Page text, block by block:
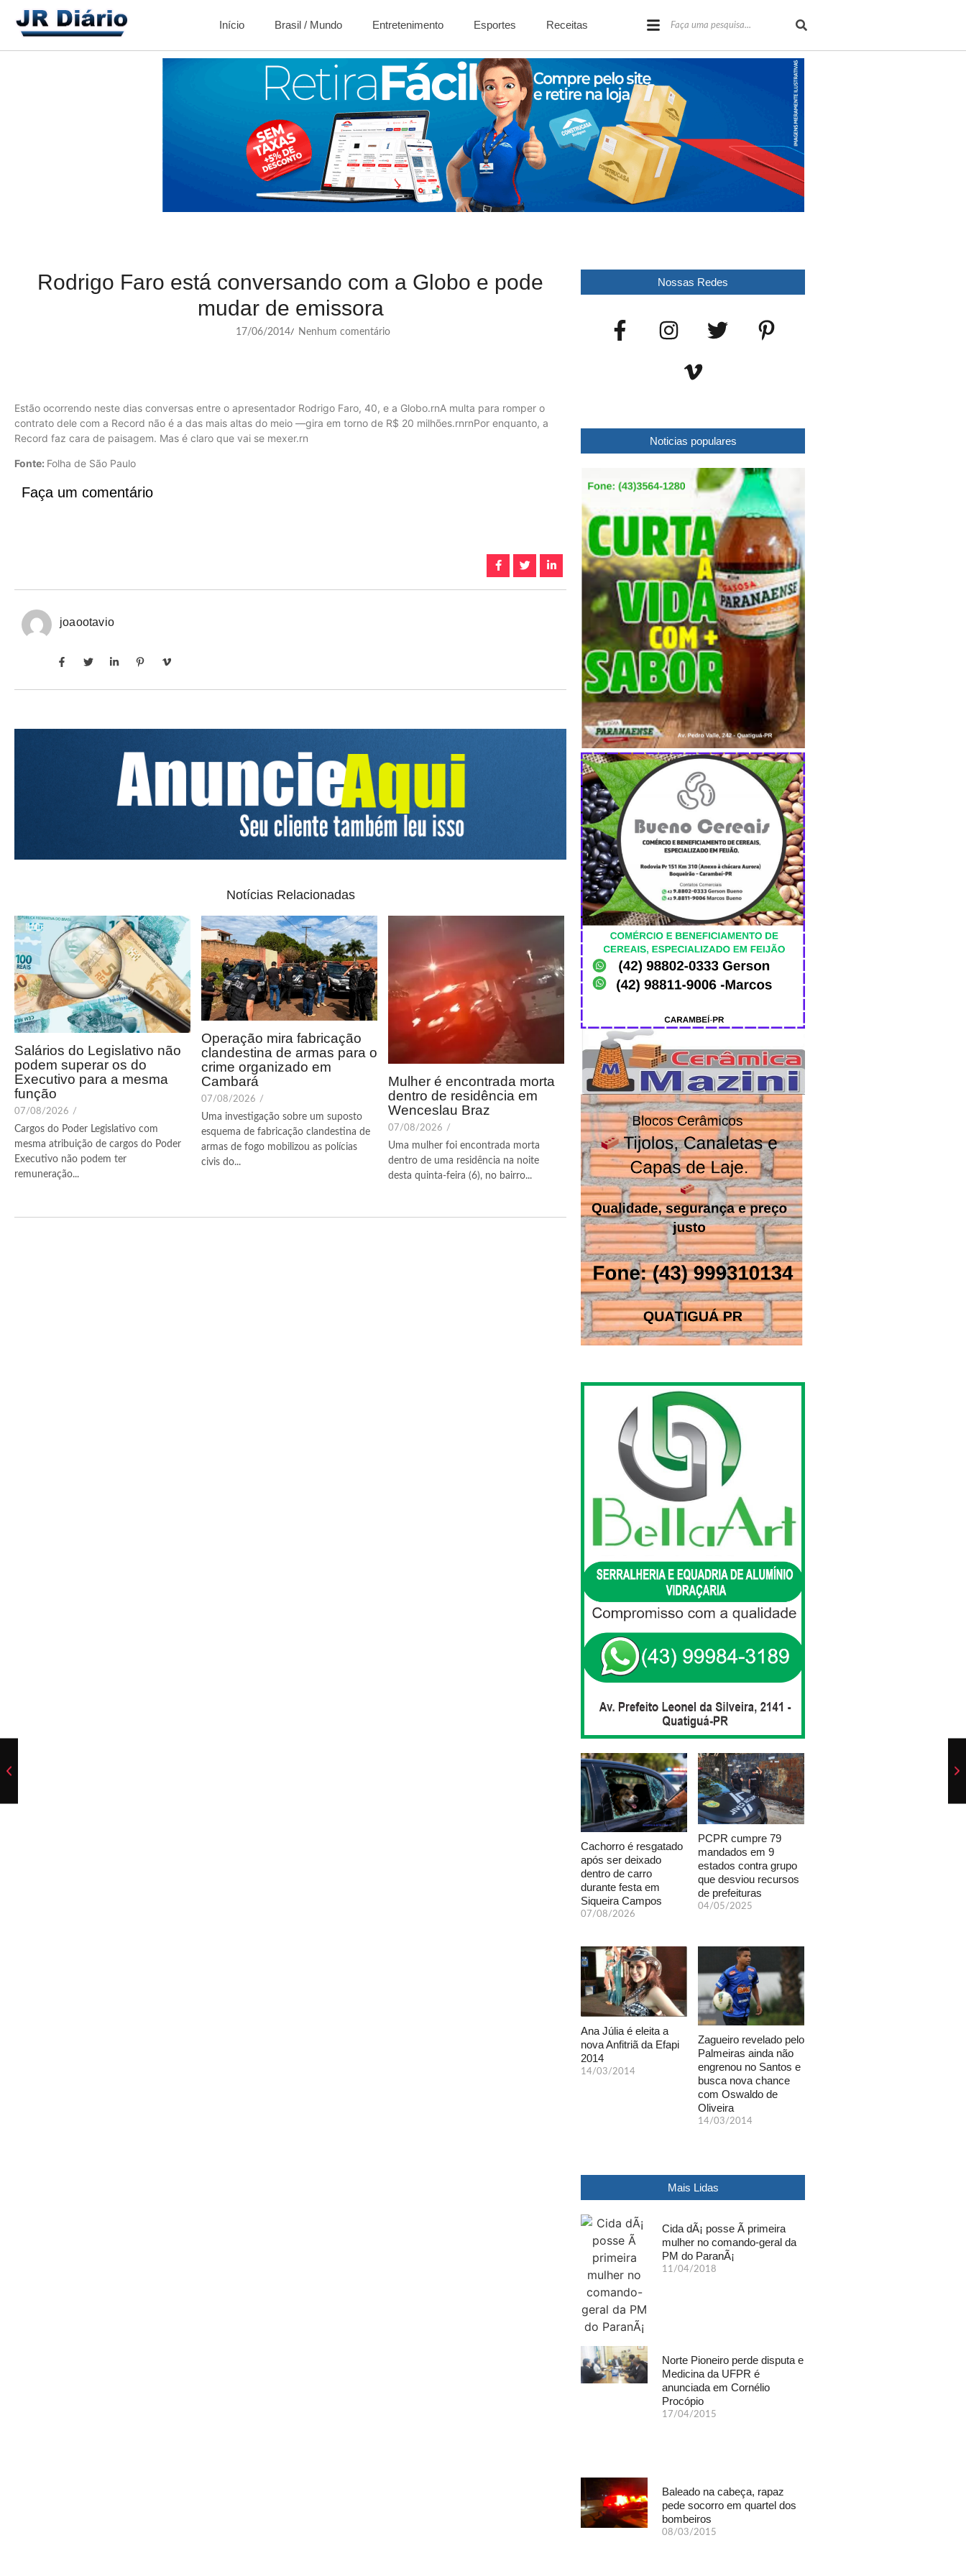
Início Brasil / Mundo Entretenimento Esportes Receitas
Rodrigo Faro está conversando com a Globo e pode
mudar de emissora
17/06/2014/ Nenhum comentário
Estão ocorrendo neste dias conversas entre o apresentador Rodrigo Faro, 40, e a Globo.rnA multa para romper o
contrato dele com a Record não é a das mais altas do meio —gira em torno de R$ 20 milhões.rnrnPor enquanto, a
Record faz cara de paisagem. Mas é claro que vai se mexer.rn
Fonte: Folha de São Paulo
Faça um comentário
joaootavio
Notícias Relacionadas
Salários do Legislativo não
podem superar os do
Executivo para a mesma
função
07/08/2026 /
Cargos do Poder Legislativo com
mesma atribuição de cargos do Poder
Executivo não podem ter
remuneração...
Operação mira fabricação
clandestina de armas para o
crime organizado em
Cambará
07/08/2026 /
Uma investigação sobre um suposto
esquema de fabricação clandestina de
armas de fogo mobilizou as polícias
civis do...
Mulher é encontrada morta
dentro de residência em
Wenceslau Braz
07/08/2026 /
Uma mulher foi encontrada morta
dentro de uma residência na noite
desta quinta-feira (6), no bairro...
Nossas Redes
Noticias populares
Cachorro é resgatado
após ser deixado
dentro de carro
durante festa em
Siqueira Campos
07/08/2026
PCPR cumpre 79
mandados em 9
estados contra grupo
que desviou recursos
de prefeituras
04/05/2025
Ana Júlia é eleita a
nova Anfitriã da Efapi
2014
14/03/2014
Zagueiro revelado pelo
Palmeiras ainda não
engrenou no Santos e
busca nova chance
com Oswaldo de
Oliveira
14/03/2014
Mais Lidas
Cida dÃ¡ posse Ã primeira
mulher no comando-geral da
PM do ParanÃ¡
11/04/2018
Norte Pioneiro perde disputa e
Medicina da UFPR é
anunciada em Cornélio
Procópio
17/04/2015
Baleado na cabeça, rapaz
pede socorro em quartel dos
bombeiros
08/03/2015